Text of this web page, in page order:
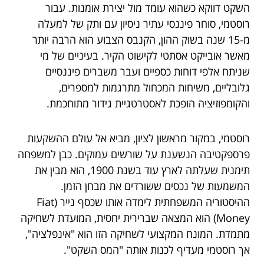
השקט דווקא כשהוא עומד מול יצירת אומנות. עבור
רוסטמי, סוחר פיננסי עתיר ניסיון עם ותק של למעלה
מ-15 שנה בשוק ההון, הקנבס הצבוע הוא הרבה יותר
מאשר אובייקט אסתטי לקישוט הקיר. בעיניים של מי
שניתח אלפי דוחות כספיים ועבר משברים פיננסיים
גלובליים, משיחות המכחול מתרגמות למספרים,
והקומפוזיציה הופכת לאסטרטגיית גידור מתוחכמת.
רוסטמי, במקור מראשון לציון, מביא אל עולם ההשקעות
פרספקטיבה הנשענת על שורשים עמוקים. כבן למשפחה
תימנית שעלתה לארץ עוד בשנת 1900, הוא מבין את
המשמעות של נכסים ששורדים את מבחן הזמן.
ההיסטוריה המשפחתית לימדה אותו שכסף נייר (Fiat
Money) הוא המצאה שברירית יחסית, המועדת לשחיקה
מתמדת. המונח המקצועי לשחיקה הזו הוא "אינפלציה",
אך רוסטמי מעדיף לכנות אותה "המס השקט".